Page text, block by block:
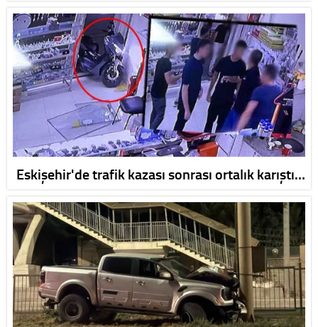
Eskişehir'de trafik kazası sonrası ortalık karıştı…